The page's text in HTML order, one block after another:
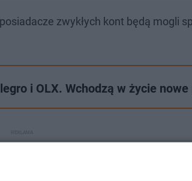
zwykłych kont będą mogli
i OLX. Wchodzą w życie nowe